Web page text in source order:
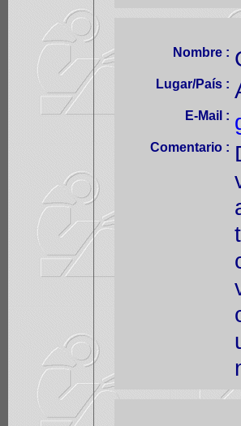
Nombre :
Lugar/País :
E-Mail :
Comentario :